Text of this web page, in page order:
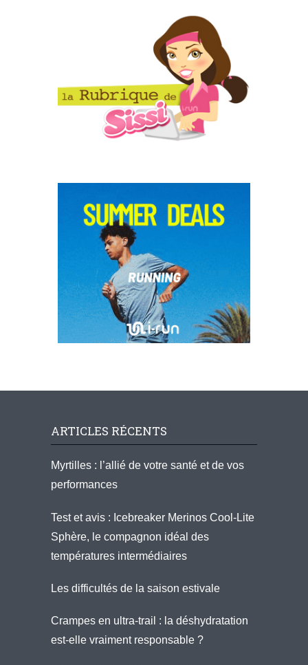
ARTICLES RÉCENTS
Myrtilles : l’allié de votre santé et de vos
performances
Test et avis : Icebreaker Merinos Cool-Lite
Sphère, le compagnon idéal des
températures intermédiaires
Les difficultés de la saison estivale
Crampes en ultra-trail : la déshydratation
est-elle vraiment responsable ?